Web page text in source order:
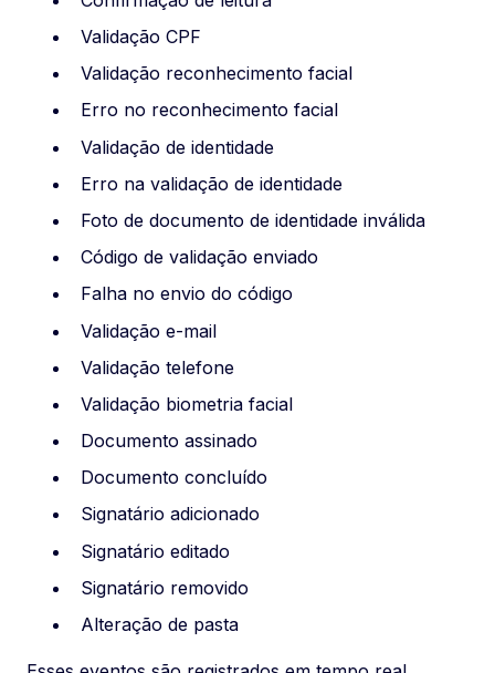
Validação CPF
Validação reconhecimento facial
Erro no reconhecimento facial
Validação de identidade
Erro na validação de identidade
Foto de documento de identidade inválida
Código de validação enviado
Falha no envio do código
Validação e-mail
Validação telefone
Validação biometria facial
Documento assinado
Documento concluído
Signatário adicionado
Signatário editado
Signatário removido
Alteração de pasta